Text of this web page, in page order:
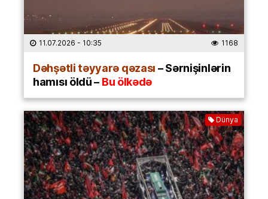
11.07.2026 - 10:35 1168
Dəhşətli təyyarə qəzası– Sərnişinlərin
hamısı öldü –Bu ölkədə
Dünya